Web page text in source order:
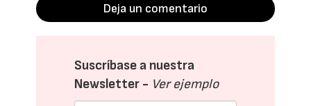
Deja un comentario
Suscríbase a nuestra
Newsletter - Ver ejemplo